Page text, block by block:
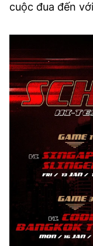
cuộc đua đến